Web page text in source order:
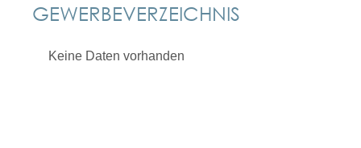
GEWERBEVERZEICHNIS
Keine Daten vorhanden